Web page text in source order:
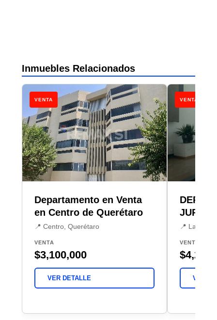
Inmuebles Relacionados
VENTA
Departamento en Venta
en Centro de Querétaro
📍 Centro, Querétaro
VENTA
$3,100,000
VER DETALLE
VENTA
📍 La
VENTA
VER